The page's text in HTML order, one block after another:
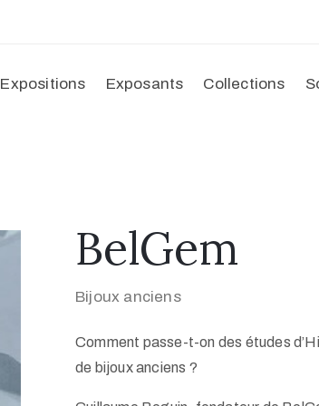
Expositions Exposants Collections
BelGem
Bijoux anciens
Comment passe-t-on des études
de bijoux anciens ?